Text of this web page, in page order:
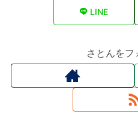
LINE
さとんをフ